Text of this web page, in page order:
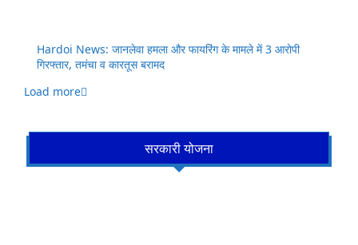
Hardoi News: जानलेवा हमला और फायरिंग के मामले में 3 आरोपी
गिरफ्तार, तमंचा व कारतूस बरामद
Load more
सरकारी योजना